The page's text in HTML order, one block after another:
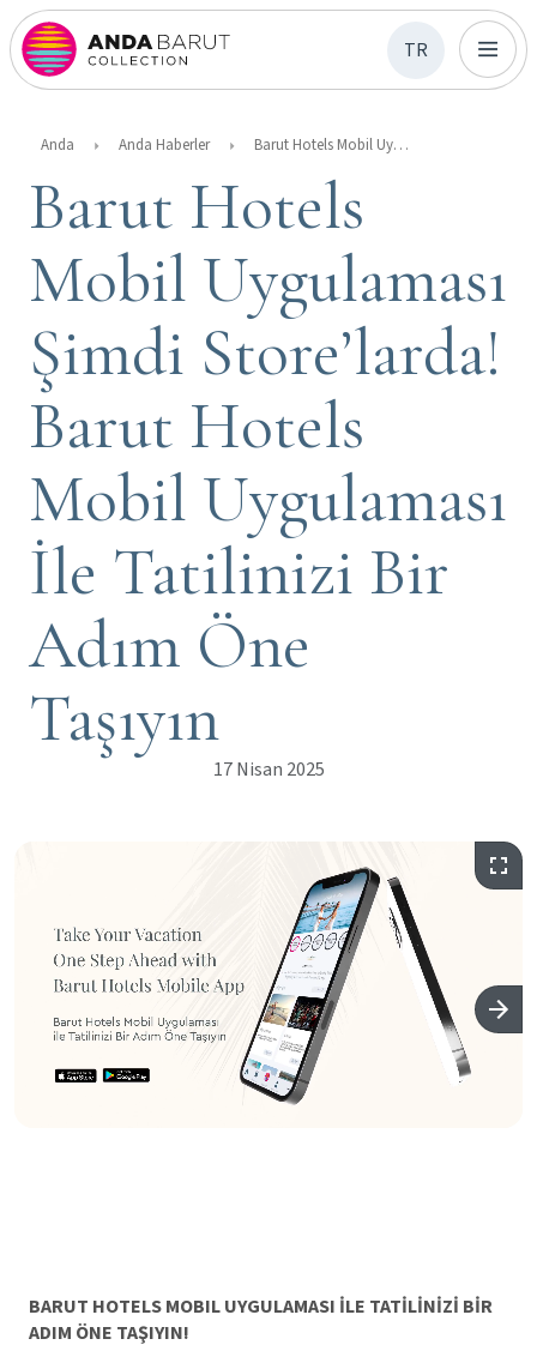
TR
Anda Anda Haberler Barut Hotels Mobil Uygulaması Şimdi Store’larda! Barut Hotels Mobil Uygulaması İle Tatilinizi Bir Adım Öne Taşıyın
Barut Hotels
Mobil Uygulaması
Şimdi Store’larda!
Barut Hotels
Mobil Uygulaması
İle Tatilinizi Bir
Adım Öne
Taşıyın
17 Nisan 2025
BARUT HOTELS MOBIL UYGULAMASI İLE TATİLİNİZİ BİR
ADIM ÖNE TAŞIYIN!